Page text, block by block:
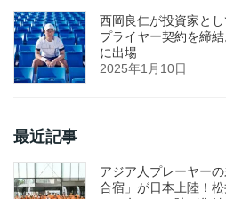
西岡良仁が投資家と
プライヤー契約を締
に出場
2025年1月10日
最近記事
アジア人プレーヤー
合宿」が日本上陸！